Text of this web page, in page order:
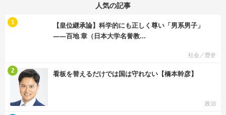
人気の記事
【皇位継承論】科学的にも正しく尊い「男系男子」
――百地 章（日本大学名誉教...
社会／歴史
1
看板を替えるだけでは国は守れない【橋本幹彦】
政治
2